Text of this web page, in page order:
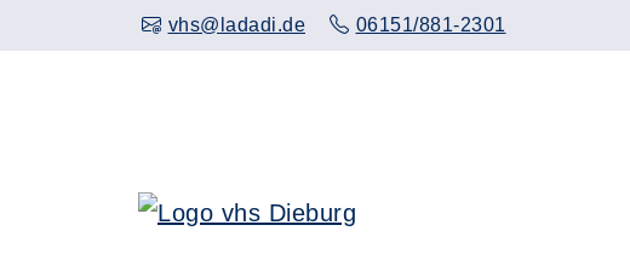
vhs@ladadi.de 06151/881-2301
Hauptinhalt anspringen